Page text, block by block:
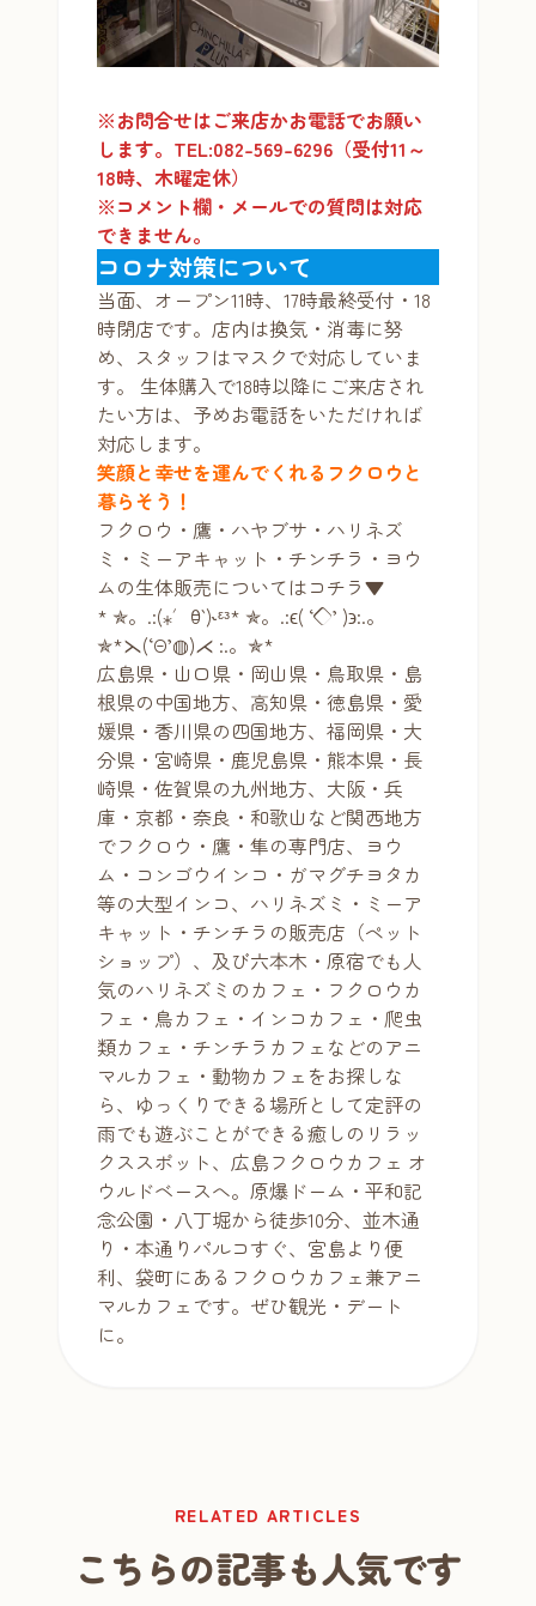
※お問合せはご来店かお電話でお願い
します。TEL:082-569-6296（受付11～
18時、木曜定休）
※コメント欄・メールでの質問は対応
できません。
コロナ対策について
当面、オープン11時、17時最終受付・18
時閉店です。店内は換気・消毒に努
め、スタッフはマスクで対応していま
す。 生体購入で18時以降にご来店され
たい方は、予めお電話をいただければ
対応します。
笑顔と幸せを運んでくれるフクロウと
暮らそう！
フクロウ・鷹・ハヤブサ・ハリネズ
ミ・ミーアキャット・チンチラ・ヨウ
ムの生体販売についてはコチラ▼
* ✯。.:(⁎′ꃪ‵)˞ᵋᵌ* ✯。.:ϵ( ‘◇’ )϶:.。
✯*⋋(‘Θ’◍)⋌ :.。✯*
広島県・山口県・岡山県・鳥取県・島
根県の中国地方、高知県・徳島県・愛
媛県・香川県の四国地方、福岡県・大
分県・宮崎県・鹿児島県・熊本県・長
崎県・佐賀県の九州地方、大阪・兵
庫・京都・奈良・和歌山など関西地方
でフクロウ・鷹・隼の専門店、ヨウ
ム・コンゴウインコ・ガマグチヨタカ
等の大型インコ、ハリネズミ・ミーア
キャット・チンチラの販売店（ペット
ショップ）、及び六本木・原宿でも人
気のハリネズミのカフェ・フクロウカ
フェ・鳥カフェ・インコカフェ・爬虫
類カフェ・チンチラカフェなどのアニ
マルカフェ・動物カフェをお探しな
ら、ゆっくりできる場所として定評の
雨でも遊ぶことができる癒しのリラッ
クススポット、広島フクロウカフェ オ
ウルドベースへ。原爆ドーム・平和記
念公園・八丁堀から徒歩10分、並木通
り・本通りパルコすぐ、宮島より便
利、袋町にあるフクロウカフェ兼アニ
マルカフェです。ぜひ観光・デート
に。
RELATED ARTICLES
こちらの記事も人気です